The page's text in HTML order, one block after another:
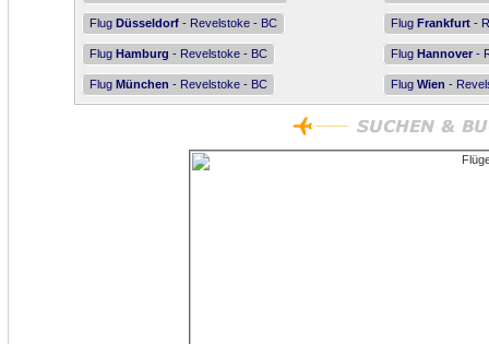
Flug Düsseldorf - Revelstoke - BC Flug Frankfurt -
Flug Hamburg - Revelstoke - BC Flug Hannover -
Flug München - Revelstoke - BC Flug Wien -